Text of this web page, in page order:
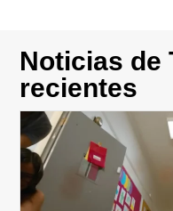
Noticias de
recientes